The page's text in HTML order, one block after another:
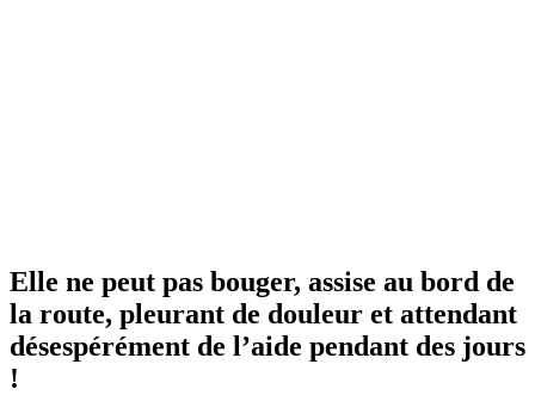
Elle ne peut pas bouger, assise au bord de
la route, pleurant de douleur et attendant
désespérément de l’aide pendant des jours
!